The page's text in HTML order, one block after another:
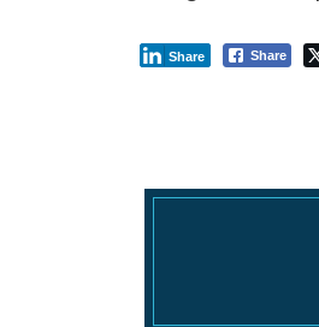
Share
Share